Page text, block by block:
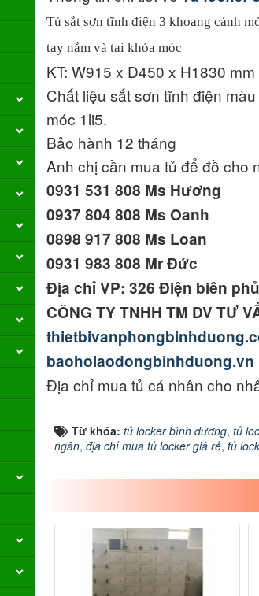
Tủ sắt sơn tĩnh điện 3 khoang cánh
tay nắm và tai khóa móc
KT: W915 x D450 x H1830 mm
Chất liệu sắt sơn tĩnh điện
móc 1li5.
Bảo hành 12 tháng
Anh chị cần mua tủ để đồ cho
0931 531 808 Ms Hương
0937 804 808 Ms Oanh
0898 917 808 Ms Loan
0931 983 808 Mr Đức
Địa chỉ VP: 326 Điện biên
CÔNG TY TNHH TM DV TƯ
baoholaodongbinhduong.vn
Địa chỉ mua tủ cá nhân cho
Từ khóa:tủ locker bình dương,tủ
ngăn,địa chỉ mua tủ locker giá rẻ,tủ